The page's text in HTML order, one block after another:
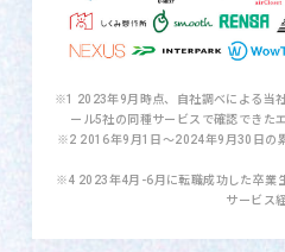
※1 2023年9月時点、自社調べによる当
ール5社の同種サービスで確認できた
※2 2016年9月1日〜2024年9月30日の
※4 2023年4月-6月に転職成功した卒
サービス